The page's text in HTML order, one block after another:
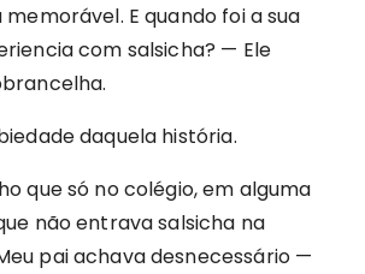
E quando foi a sua
com salsicha? — Ele
daquela história.
que só no colégio, em alguma
não entrava salsicha na
pai achava desnecessário —